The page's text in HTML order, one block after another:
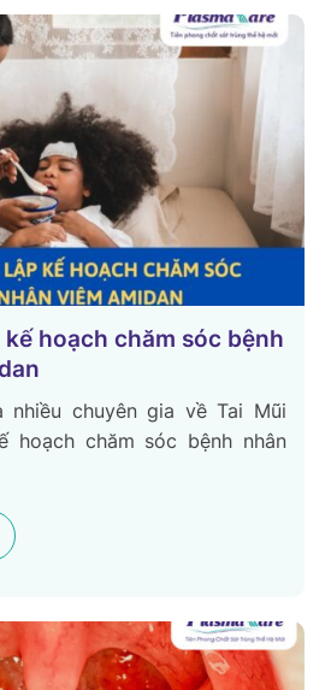
hoạch chăm sóc bệnh
nhiều chuyên gia về Tai Mũi
hoạch chăm sóc bệnh nhân